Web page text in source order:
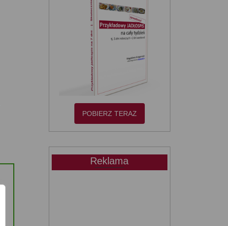
POBIERZ TERAZ
Reklama